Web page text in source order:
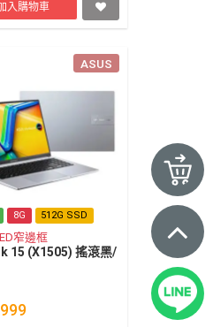
入購物車
ASUS
8G 512G SSD
窄邊框
15 (X1505) 搖滾黑/